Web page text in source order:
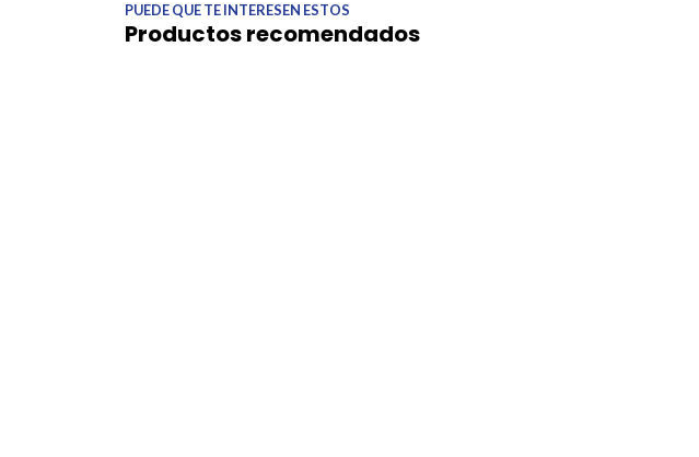
PUEDE QUE TE INTERESEN ESTOS
Productos recomendados